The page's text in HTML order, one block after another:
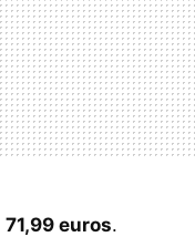
71,99 euros.